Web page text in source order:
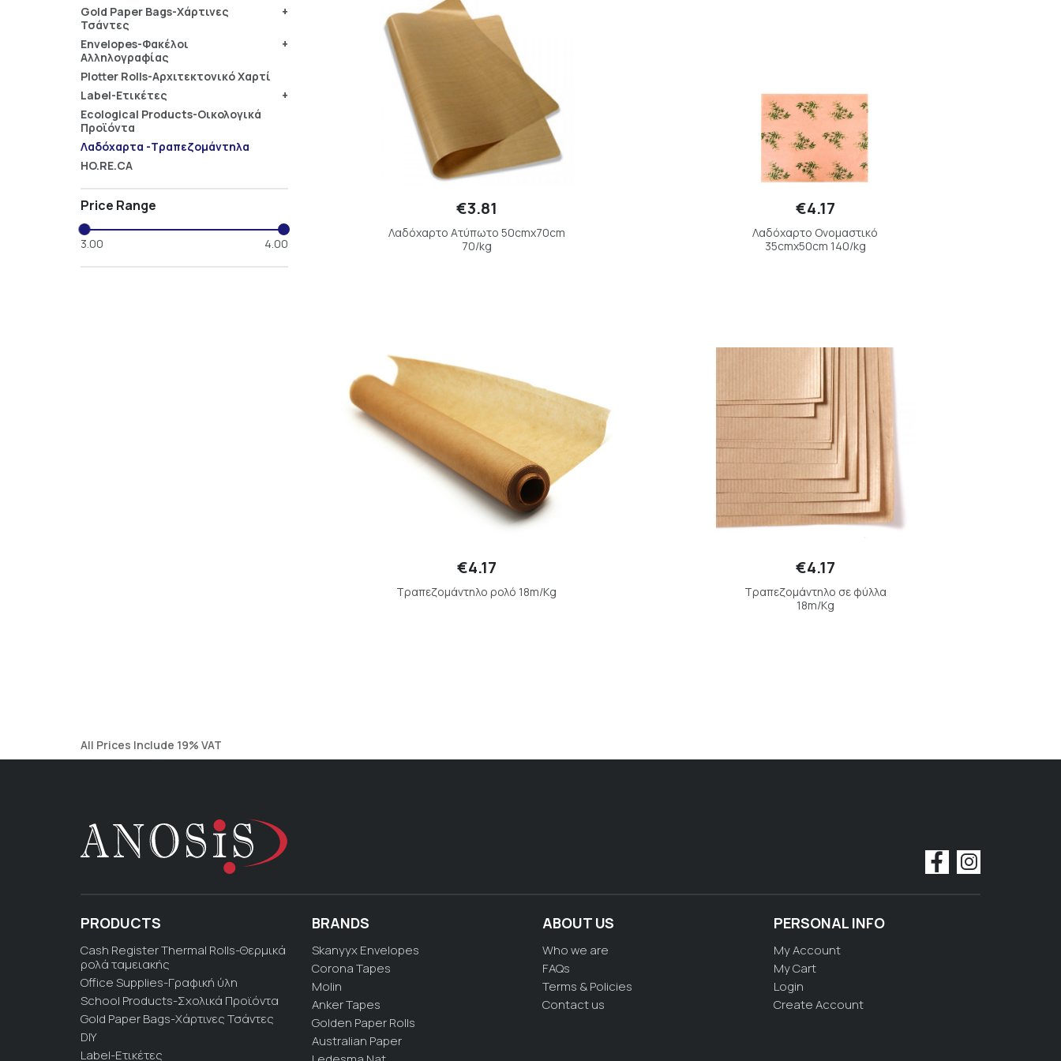
Label-Ετικέτες
Envelopes-Φακέλοι Αλληλογραφίας
Plotter Rolls-Αρχιτεκτονικό Χαρτί
Λαδόχαρτα -Τραπεζομάντηλα
HO.RE.CA
Gold Paper Bags-Χάρτινες
Τσάντες
Envelopes-Φακέλοι
Αλληλογραφίας
Plotter Rolls-Αρχιτεκτονικό Χαρτί
Label-Ετικέτες
Ecological Products-Οικολογικά
Προϊόντα
Λαδόχαρτα -Τραπεζομάντηλα
HO.RE.CA
Price Range
3.00 4.00
€3.81
Λαδόχαρτο Ατύπωτο 50cmx70cm
70/kg
€4.17
Λαδόχαρτο Ονομαστικό
35cmx50cm 140/kg
€4.17
Τραπεζομάντηλο ρολό 18m/Kg
€4.17
Τραπεζομάντηλο σε φύλλα
18m/Kg
All Prices Include 19% VAT
PRODUCTS
Cash Register Thermal Rolls-Θερμικά
ρολά ταμειακής
Office Supplies-Γραφική ύλη
School Products-Σχολικά Προϊόντα
Gold Paper Bags-Χάρτινες Τσάντες
DIY
Label-Ετικέτες
BRANDS
Skanyyx Envelopes
Corona Tapes
Molin
Anker Tapes
Golden Paper Rolls
Australian Paper
ABOUT US
Who we are
FAQs
Terms & Policies
Contact us
PERSONAL INFO
My Account
My Cart
Login
Create Account